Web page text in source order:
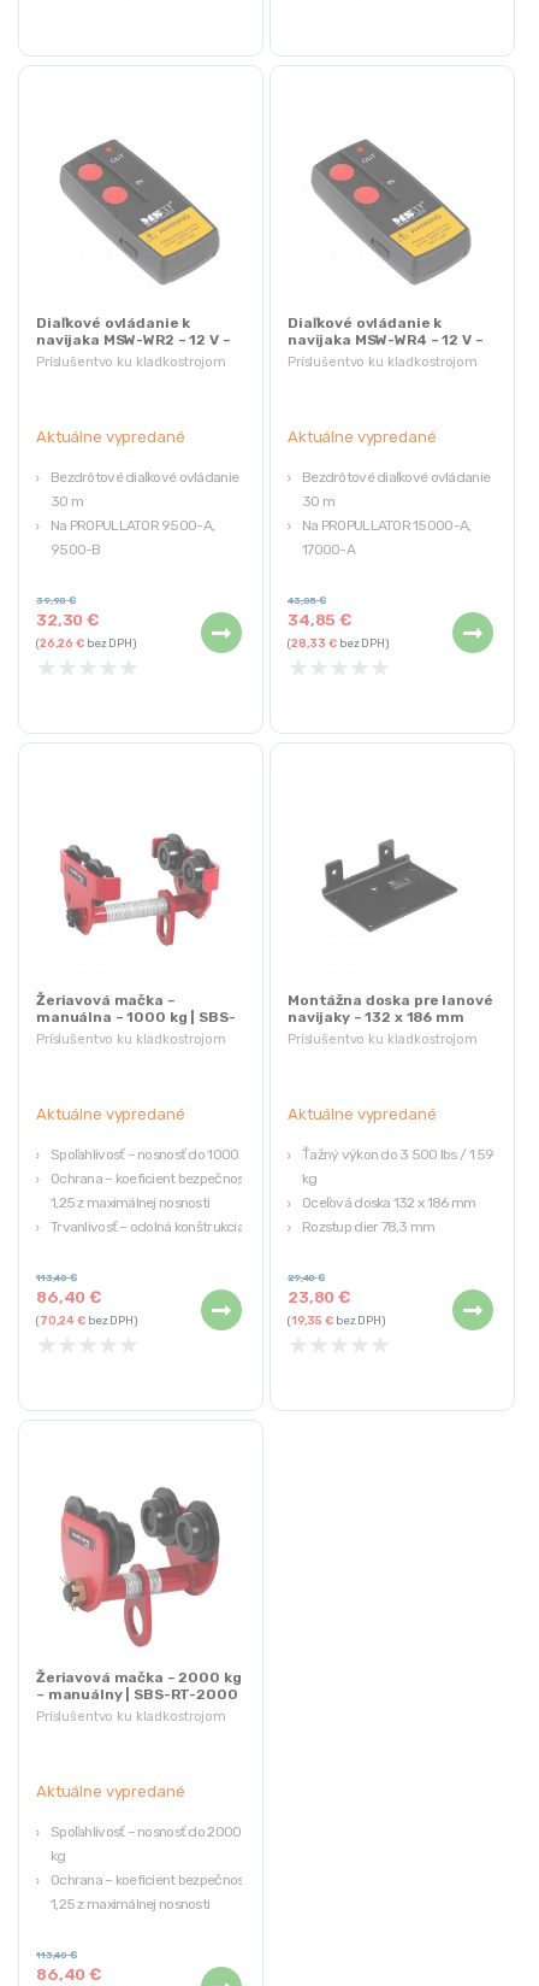
Príslušentvo ku kladkostrojom
Diaľkové ovládanie k
navijaka MSW-WR2 – 12 V –
dosah 30 m
Aktuálne vypredané
Bezdrôtové diaľkové ovládanie
30 m
Na PROPULLATOR 9500-A,
9500-B
13500-B
23A 12V batérie
Svetelná indikácia ON / OFF
32,30€
39,90€
(26,26€bez DPH)
★ ★ ★ ★ ★
Príslušentvo ku kladkostrojom
Diaľkové ovládanie k
navijaka MSW-WR4 – 12 V –
dosah 30 m
Aktuálne vypredané
Bezdrôtové diaľkové ovládanie
30 m
Na PROPULLATOR 15000-A,
17000-A
Svetelná indikácia ON / OFF
S praktickou sponou
34,85€
43,05€
(28,33€bez DPH)
★ ★ ★ ★ ★
Príslušentvo ku kladkostrojom
Žeriavová mačka –
manuálna – 1000 kg | SBS-
GT-1000
Aktuálne vypredané
Spoľahlivosť – nosnosť do 1000 kg
Ochrana – koeficient bezpečnosti
1,25 z maximálnej nosnosti
Trvanlivosť – odolná konštrukcia
Flexibilita – nastavenie šírky
86,40€
113,40€
(70,24€bez DPH)
★ ★ ★ ★ ★
Príslušentvo ku kladkostrojom
Montážna doska pre lanové
navijaky – 132 x 186 mm
Aktuálne vypredané
Ťažný výkon do 3 500 lbs / 1 590
kg
Oceľová doska 132 x 186 mm
Rozstup dier 78,3 mm
Čierny lak
23,80€
29,40€
(19,35€bez DPH)
★ ★ ★ ★ ★
Príslušentvo ku kladkostrojom
Žeriavová mačka – 2000 kg
– manuálny | SBS-RT-2000
Aktuálne vypredané
Spoľahlivosť – nosnosť do 2000
kg
Ochrana – koeficient bezpečnosti
1,25 z maximálnej nosnosti
Mobilita – 4 oceľové kolesá
Flexibilita – nastavenie šírky
86,40€
113,40€